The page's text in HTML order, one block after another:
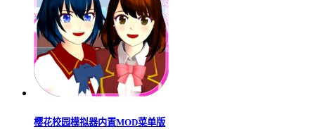
樱花校园模拟器内置MOD菜单版